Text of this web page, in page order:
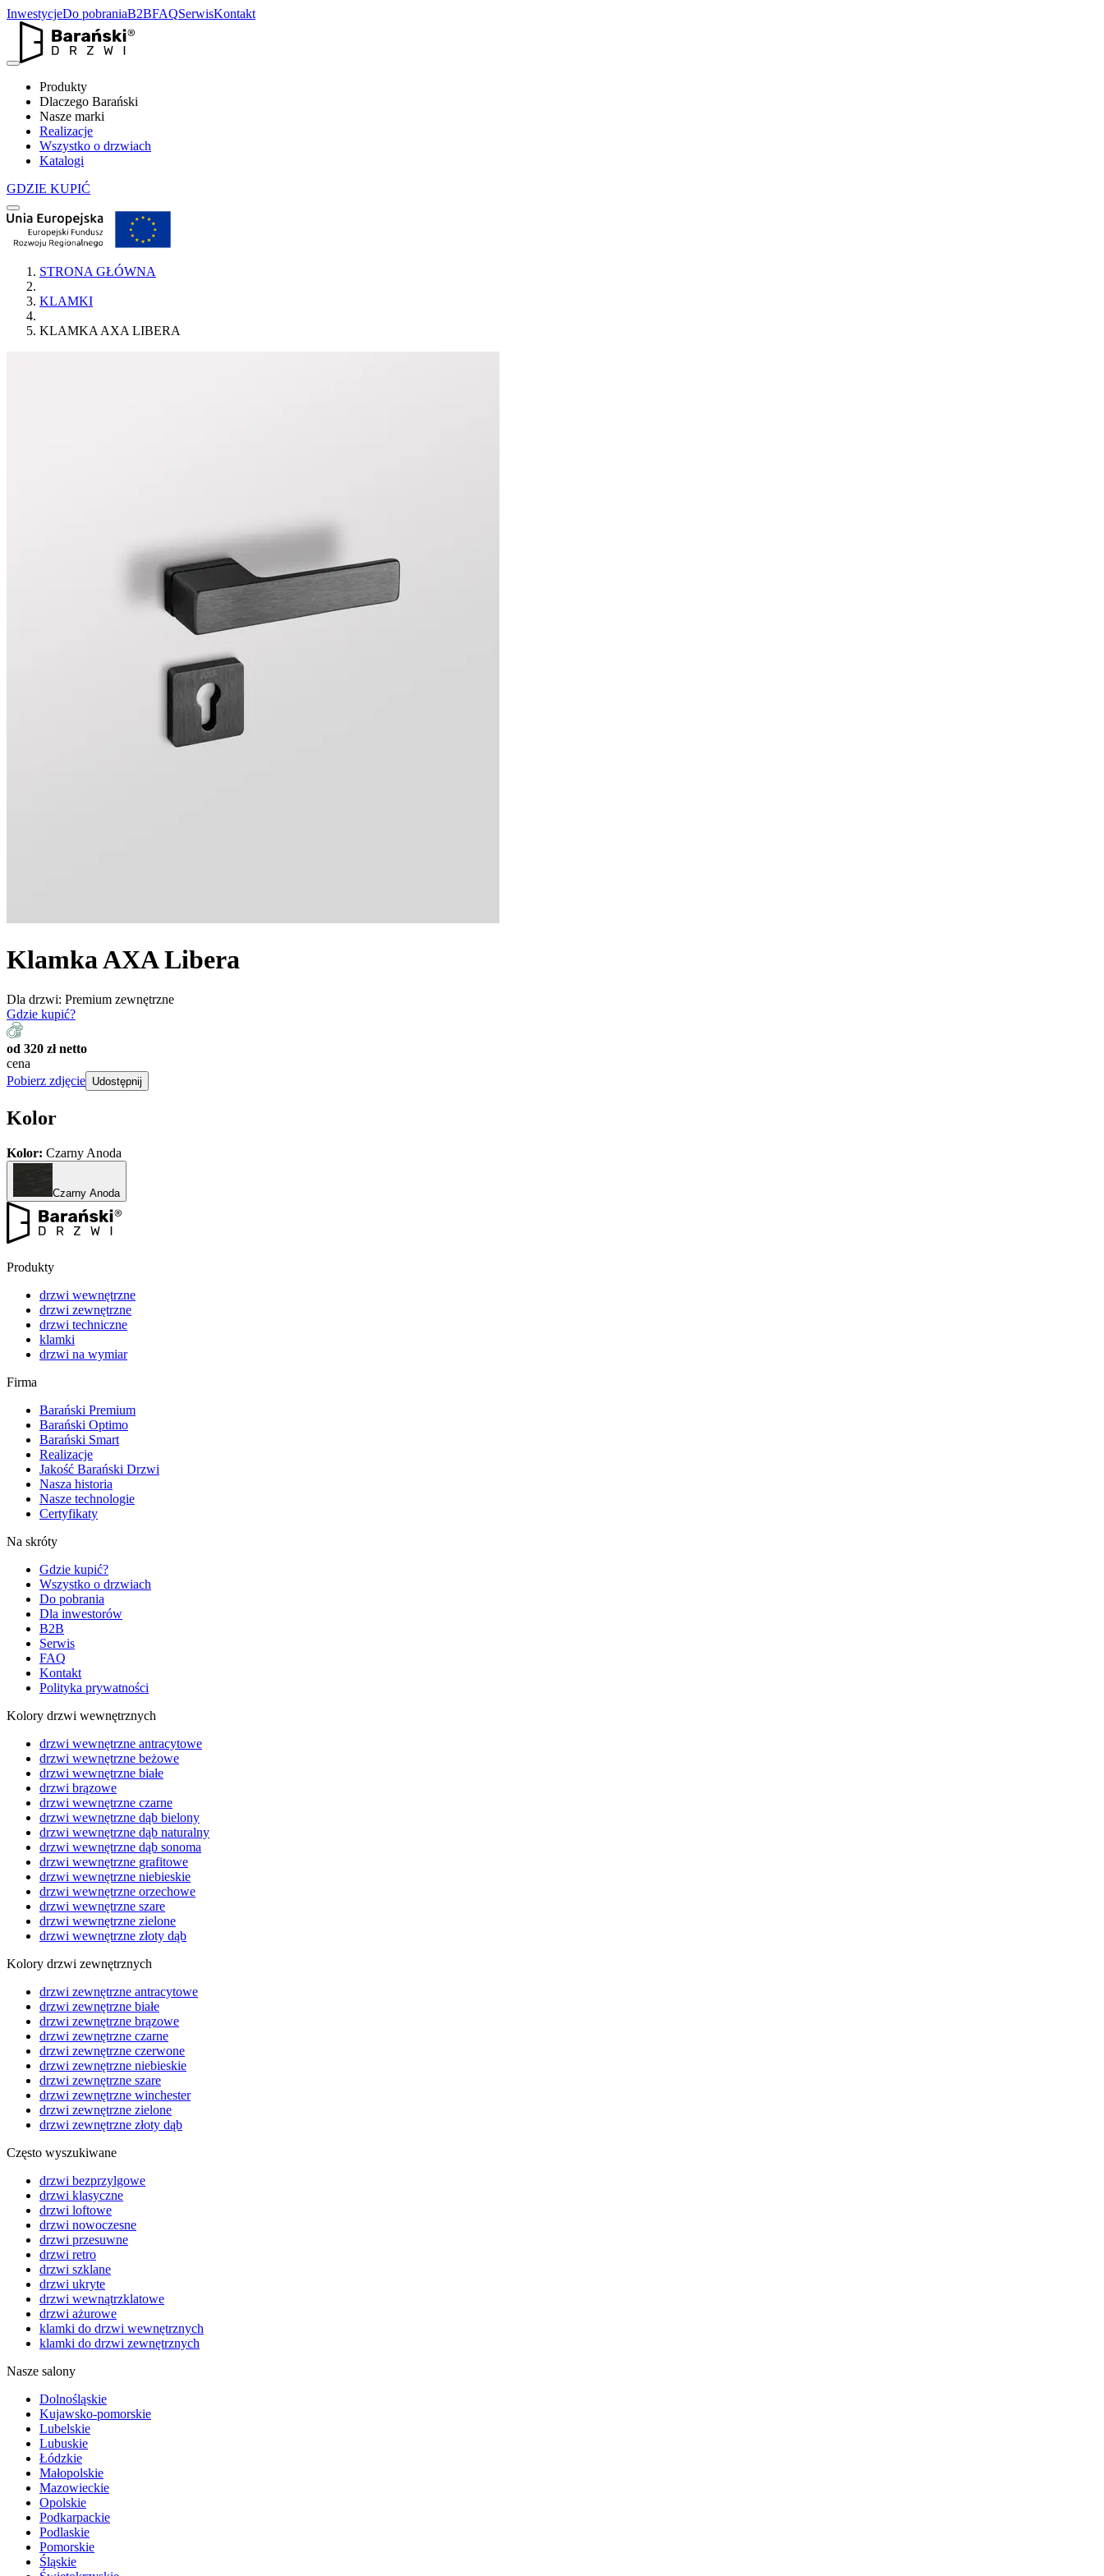
InwestycjeDo pobraniaB2BFAQSerwisKontakt
Produkty
Dlaczego Barański
Nasze marki
Realizacje
Wszystko o drzwiach
Katalogi
GDZIE KUPIĆ
STRONA GŁÓWNA
KLAMKI
KLAMKA AXA LIBERA
Klamka AXA Libera
Dla drzwi: Premium zewnętrzne
Gdzie kupić?
od 320 zł netto
cena
Pobierz zdjęcie Udostępnij
Kolor
Kolor: Czarny Anoda
Czarny Anoda
Produkty
drzwi wewnętrzne
drzwi zewnętrzne
drzwi techniczne
klamki
drzwi na wymiar
Firma
Barański Premium
Barański Optimo
Barański Smart
Realizacje
Jakość Barański Drzwi
Nasza historia
Nasze technologie
Certyfikaty
Na skróty
Gdzie kupić?
Wszystko o drzwiach
Do pobrania
Dla inwestorów
B2B
Serwis
FAQ
Kontakt
Polityka prywatności
Kolory drzwi wewnętrznych
drzwi wewnętrzne antracytowe
drzwi wewnętrzne beżowe
drzwi wewnętrzne białe
drzwi brązowe
drzwi wewnętrzne czarne
drzwi wewnętrzne dąb bielony
drzwi wewnętrzne dąb naturalny
drzwi wewnętrzne dąb sonoma
drzwi wewnętrzne grafitowe
drzwi wewnętrzne niebieskie
drzwi wewnętrzne orzechowe
drzwi wewnętrzne szare
drzwi wewnętrzne zielone
drzwi wewnętrzne złoty dąb
Kolory drzwi zewnętrznych
drzwi zewnętrzne antracytowe
drzwi zewnętrzne białe
drzwi zewnętrzne brązowe
drzwi zewnętrzne czarne
drzwi zewnętrzne czerwone
drzwi zewnętrzne niebieskie
drzwi zewnętrzne szare
drzwi zewnętrzne winchester
drzwi zewnętrzne zielone
drzwi zewnętrzne złoty dąb
Często wyszukiwane
drzwi bezprzylgowe
drzwi klasyczne
drzwi loftowe
drzwi nowoczesne
drzwi przesuwne
drzwi retro
drzwi szklane
drzwi ukryte
drzwi wewnątrzklatowe
drzwi ażurowe
klamki do drzwi wewnętrznych
klamki do drzwi zewnętrznych
Nasze salony
Dolnośląskie
Kujawsko-pomorskie
Lubelskie
Lubuskie
Łódzkie
Małopolskie
Mazowieckie
Opolskie
Podkarpackie
Podlaskie
Pomorskie
Śląskie